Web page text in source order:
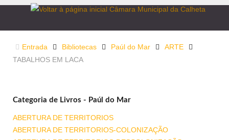
Entrada Bibliotecas Paúl do Mar
ARTE
TABALHOS EM LACA
Categoria de Livros - Paúl do Mar
ABERTURA DE TERRITORIOS
ABERTURA DE TERRITORIOS-COLONIZAÇÃO